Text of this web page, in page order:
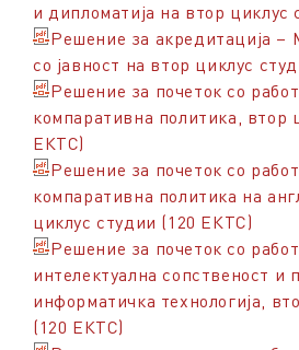
и дипломатија на втор
Решение за акредитација –
со јавност на втор циклус
Решение за почеток со
компаративна политика, втор
ЕКТС)
Решение за почеток со
компаративна политика на
циклус студии (120 ЕКТС)
Решение за почеток со
интелектуална сопственост и
информатичка технологија,
(120 ЕКТС)